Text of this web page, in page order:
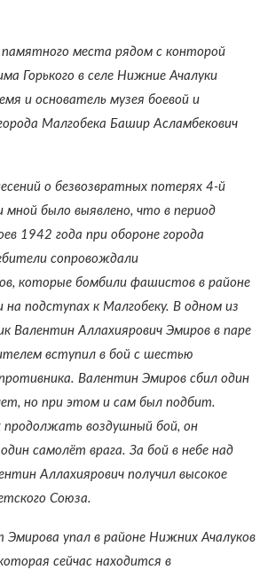
места рядом с конторой
Горького в селе Нижние Ачалуки
и основатель музея боевой и
Малгобека Башир Асламбекович
о безвозвратных потерях 4-й
мной было выявлено, что в период
1942 года при обороне города
сопровождали
которые бомбили фашистов в районе
на подступах к Малгобеку. В одном из
Валентин Аллахиярович Эмиров в паре
вступил в бой с шестью
Валентин Эмиров сбил один
но при этом и сам был подбит.
продолжать воздушный бой, он
самолёт врага. За бой в небе над
Аллахиярович получил высокое
Союза.
Эмирова упал в районе Нижних Ачалуков
сейчас находится в